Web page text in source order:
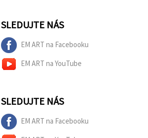
SLEDUJTE NÁS
EM ART na Facebooku
EM ART na YouTube
SLEDUJTE NÁS
EM ART na Facebooku